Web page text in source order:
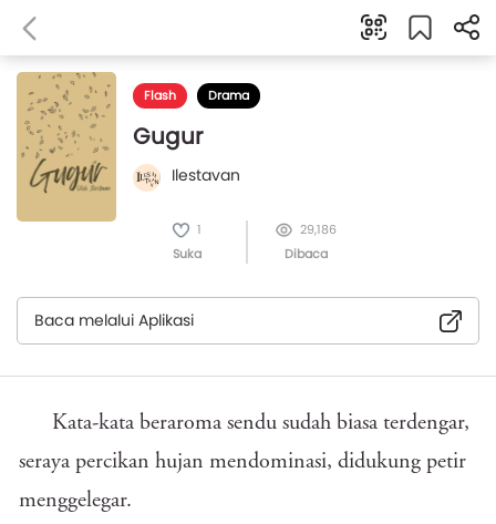
Flash Drama
Gugur
Ilestavan
1
Suka
29,186
Dibaca
Baca melalui Aplikasi
Kata-kata beraroma sendu sudah biasa terdengar,
seraya percikan hujan mendominasi, didukung petir
menggelegar.